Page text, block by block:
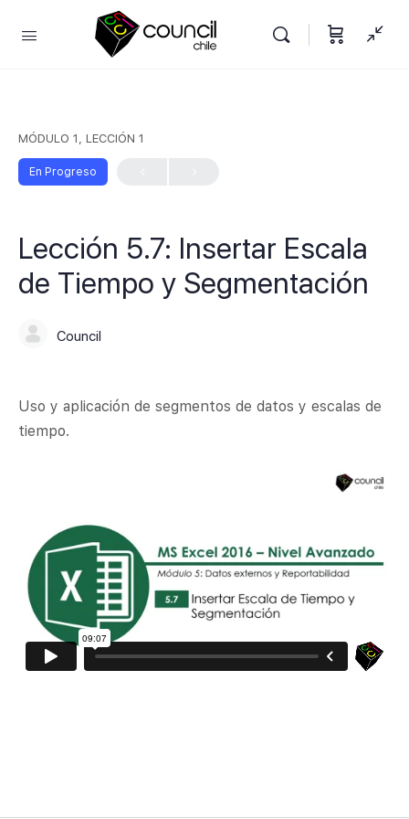
MÓDULO 1, LECCIÓN 1
En Progreso
Lección 5.7: Insertar Escala
de Tiempo y Segmentación
Council
Uso y aplicación de segmentos de datos y escalas de
tiempo.